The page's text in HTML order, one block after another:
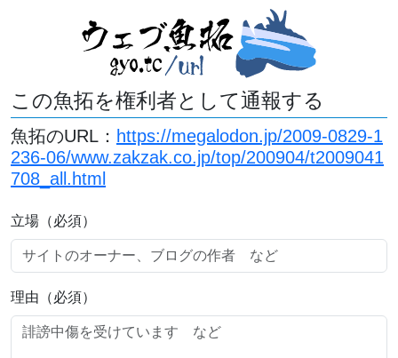
この魚拓を権利者として通報する
魚拓のURL： https://megalodon.jp/2009-0829-1
236-06/www.zakzak.co.jp/top/200904/t2009041
708_all.html
立場（必須）
理由（必須）